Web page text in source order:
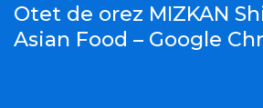
Otet de orez MIZKAN
Asian Food – Google